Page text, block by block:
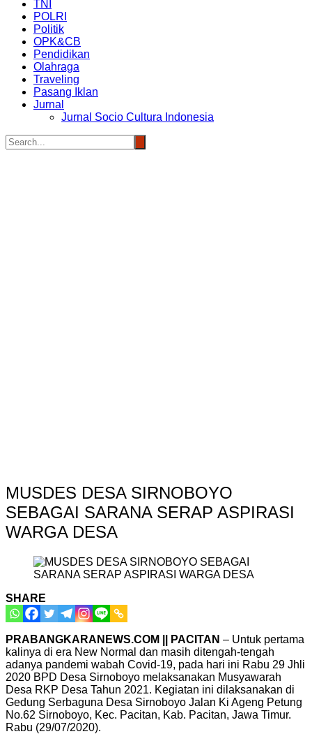
TNI
POLRI
Politik
OPK&CB
Pendidikan
Olahraga
Traveling
Pasang Iklan
Jurnal
Jurnal Socio Cultura Indonesia
MUSDES DESA SIRNOBOYO
SEBAGAI SARANA SERAP ASPIRASI
WARGA DESA
SHARE
PRABANGKARANEWS.COM || PACITAN – Untuk pertama
kalinya di era New Normal dan masih ditengah-tengah
adanya pandemi wabah Covid-19, pada hari ini Rabu 29 Jhli
2020 BPD Desa Sirnoboyo melaksanakan Musyawarah
Desa RKP Desa Tahun 2021. Kegiatan ini dilaksanakan di
Gedung Serbaguna Desa Sirnoboyo Jalan Ki Ageng Petung
No.62 Sirnoboyo, Kec. Pacitan, Kab. Pacitan, Jawa Timur.
Rabu (29/07/2020).